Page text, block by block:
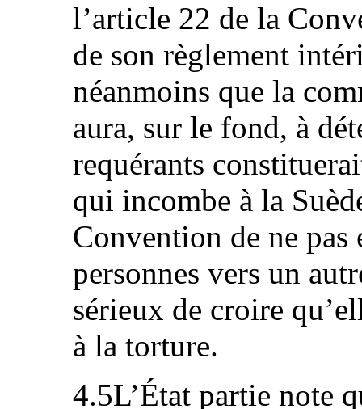
l’article 22 de la
de son règlement
néanmoins que la
aura, sur le fond, à
requérants
qui incombe à la
Convention de ne
personnes vers un
sérieux de croire
à la torture.
4.5L’État partie note